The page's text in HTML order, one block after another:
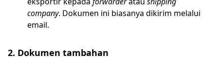
company. Dokumen ini biasanya dikirim melalui
email.
2. Dokumen tambahan